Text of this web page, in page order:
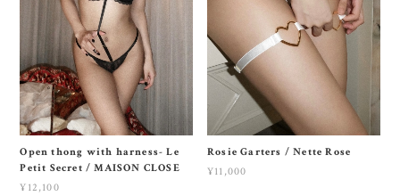
Open thong with harness- Le
Petit Secret / MAISON CLOSE
¥12,100
Rosie Garters / Nette Rose
¥11,000